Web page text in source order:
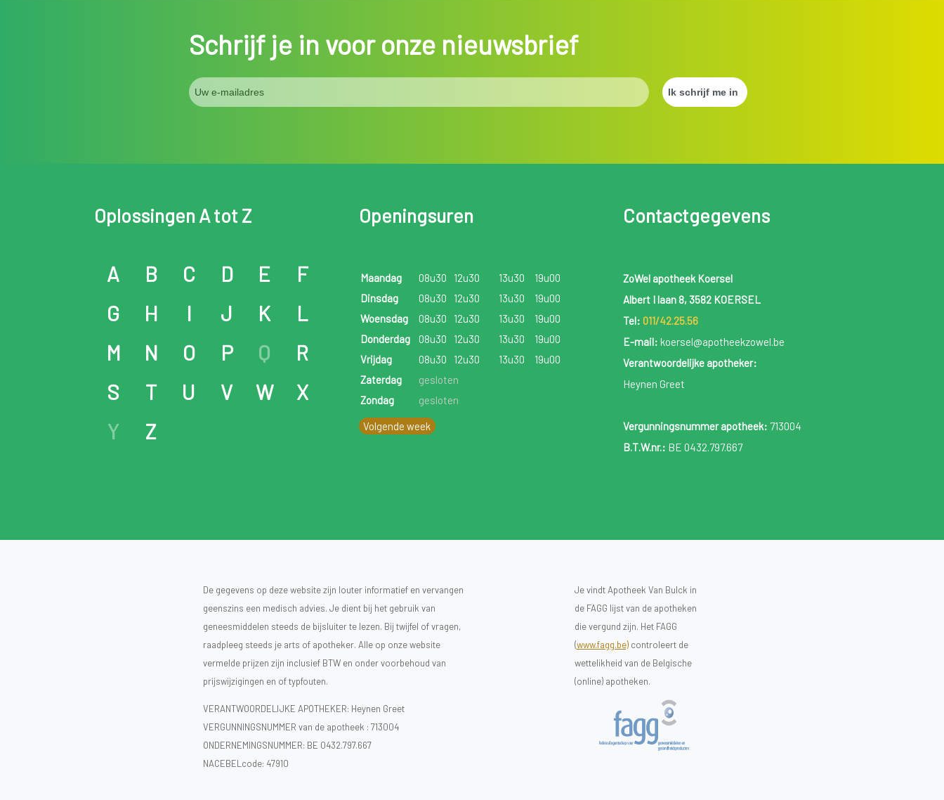
Schrijf je in voor onze nieuwsbrief
Oplossingen A tot Z
A B C D E
F
G
H I J K
L
M
N O P Q
R
S
T U V W
X
Y
Z
Openingsuren
Maandag 08u30 12u30 13u30
19u00
Dinsdag
08u30 12u30 13u30
19u00
Woensdag
08u30 12u30 13u30
19u00
Donderdag
08u30 12u30 13u30
19u00
Vrijdag
08u30 12u30 13u30
19u00
Zaterdag
gesloten
Zondag
gesloten
Volgende week
Contactgegevens
ZoWel apotheek Koersel
Albert I laan 8, 3582 KOERSEL
Tel: 011/42.25.56
E-mail: koersel@apotheekzowel.be
Verantwoordelijke apotheker:
Heynen Greet
Vergunningsnummer apotheek: 713004
B.T.W.nr.: BE 0432.797.667
De gegevens op deze website zijn louter informatief en vervangen
geenszins een medisch advies. Je dient bij het gebruik van
geneesmiddelen steeds de bijsluiter te lezen. Bij twijfel of vragen,
raadpleeg steeds je arts of apotheker. Alle op onze website
vermelde prijzen zijn inclusief BTW en onder voorbehoud van
prijswijzigingen en of typfouten.
VERANTWOORDELIJKE APOTHEKER: Heynen Greet
VERGUNNINGSNUMMER van de apotheek : 713004
ONDERNEMINGSNUMMER: BE 0432.797.667
NACEBELcode: 47910
Je vindt Apotheek Van Bulck in
de FAGG lijst van de apotheken
die vergund zijn. Het FAGG
(www.fagg.be)controleert de
wettelikheid van de Belgische
(online) apotheken.